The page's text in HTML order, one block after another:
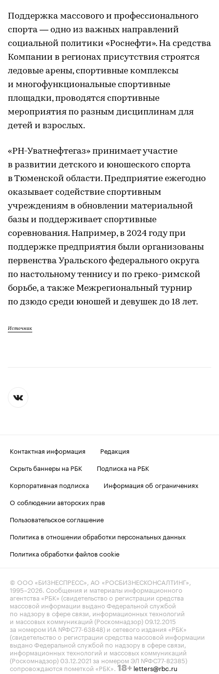
Поддержка массового и профессионального
спорта — одно из важных направлений
социальной политики «Роснефти». На средства
Компании в регионах присутствия строятся
ледовые арены, спортивные комплексы
и многофункциональные спортивные
площадки, проводятся спортивные
мероприятия по разным дисциплинам для
детей и взрослых.
«РН-Уватнефтегаз» принимает участие
в развитии детского и юношеского спорта
в Тюменской области. Предприятие ежегодно
оказывает содействие спортивным
учреждениям в обновлении материальной
базы и поддерживает спортивные
соревнования. Например, в 2024 году при
поддержке предприятия были организованы
первенства Уральского федерального округа
по настольному теннису и по греко-римской
борьбе, а также Межрегиональный турнир
по дзюдо среди юношей и девушек до 18 лет.
Источник
Контактная информация
Редакция
Скрыть баннеры на РБК
Подписка на РБК
Корпоративная подписка
Информация об ограничениях
О соблюдении авторских прав
Пользовательское соглашение
Политика в отношении обработки персональных данных
Политика обработки файлов cookie
© ООО «БИЗНЕСПРЕСС», АО «РОСБИЗНЕСКОНСАЛТИНГ»,
1995–2026 . Сообщения и материалы информационного
агентства «РБК» (свидетельство о регистрации средства
массовой информации выдано Федеральной службой
по надзору в сфере связи, информационных технологий
и массовых коммуникаций (Роскомнадзор) 09.12.2015
за номером ИА №ФС77-63848) и сетевого издания «РБК»
(свидетельство о регистрации средства массовой информации
выдано Федеральной службой по надзору в сфере связи,
информационных технологий и массовых коммуникаций
(Роскомнадзор) 03.12.2021 за номером ЭЛ №ФС77-82385)
сопровождаются пометкой «РБК». 18+ letters@rbc.ru